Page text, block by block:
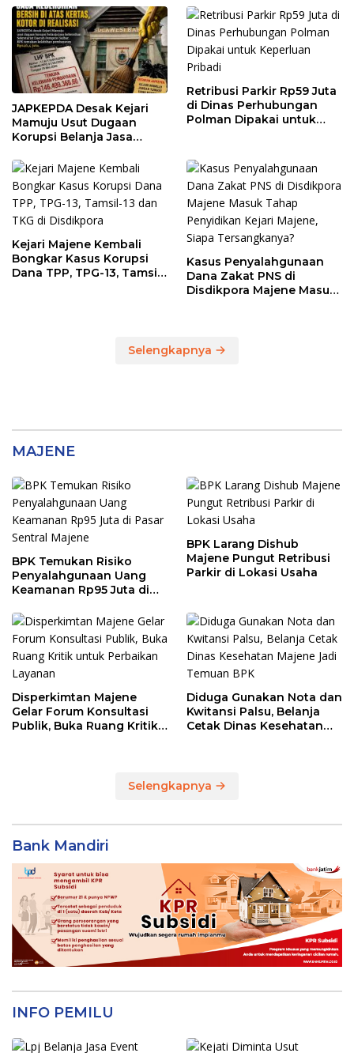
JAPKEPDA Desak Kejari
Mamuju Usut Dugaan
Korupsi Belanja Jasa
Sulbar, BPK Temukan
Kelebihan Pembayaran
Rp146,4 Juta
Retribusi Parkir Rp59 Juta
di Dinas Perhubungan
Polman Dipakai untuk
Kejari Majene Kembali
Bongkar Kasus Korupsi
Dana TPP, TPG-13, Tamsil-
Kasus Penyalahgunaan
Dana Zakat PNS di
Disdikpora Majene Masuk
Selengkapnya
MAJENE
BPK Temukan Risiko
Penyalahgunaan Uang
Keamanan Rp95 Juta di
BPK Larang Dishub
Majene Pungut Retribusi
Parkir di Lokasi Usaha
Disperkimtan Majene
Gelar Forum Konsultasi
Publik, Buka Ruang Kritik
Diduga Gunakan Nota dan
Kwitansi Palsu, Belanja
Cetak Dinas Kesehatan
Selengkapnya
Bank Mandiri
INFO PEMILU